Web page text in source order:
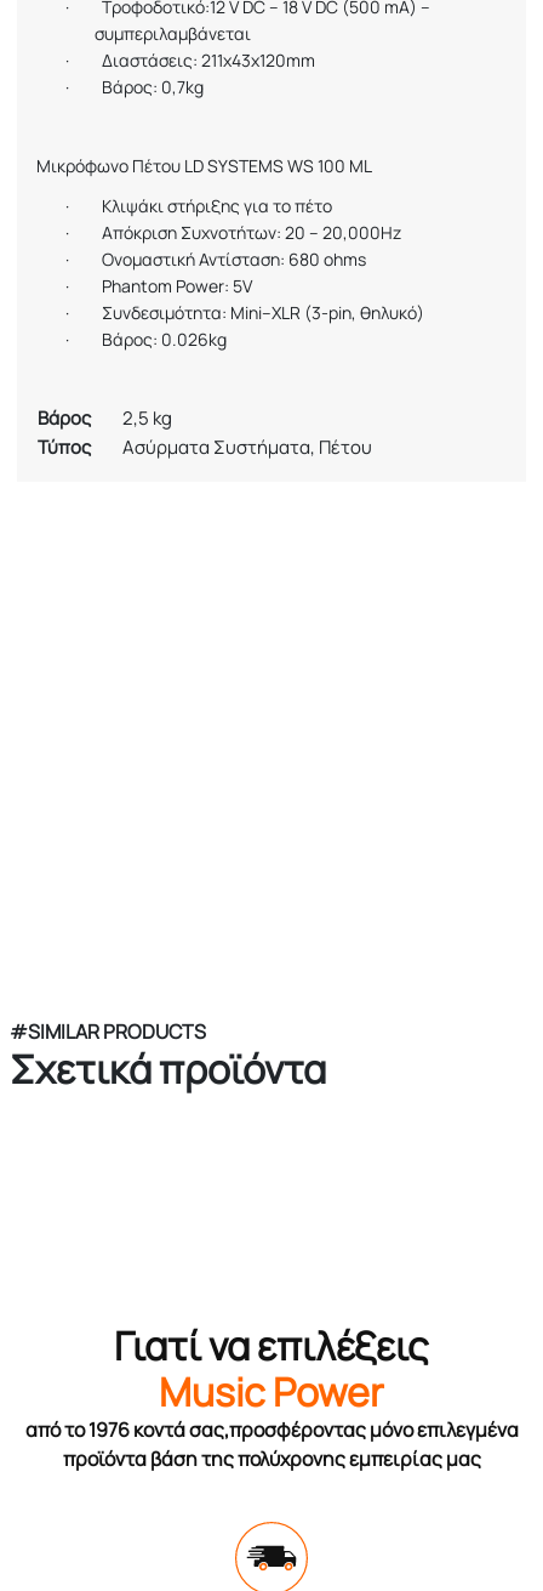
· Τροφοδοτικό:12V DC– 18V DC (500 mA) –
συμπεριλαμβάνεται
·
Διαστάσεις: 211x43x120mm
·
Βάρος: 0,7kg
Μικρόφωνο Πέτου LD SYSTEMS WS 100 ML
·
Κλιψάκι στήριξης για το πέτο
·
Απόκριση Συχνοτήτων: 20 – 20,000Hz
·
Ονομαστική Αντίσταση: 680 ohms
·
Phantom Power: 5V
·
Συνδεσιμότητα: Mini–XLR (3-pin, θηλυκό)
·
Βάρος: 0.026kg
Βάρος
2,5 kg
Τύπος
Ασύρματα Συστήματα, Πέτου
#SIMILAR PRODUCTS
Σχετικά προϊόντα
Γιατί να επιλέξεις
Music Power
από το 1976 κοντά σας,προσφέροντας μόνο επιλεγμένα
προϊόντα βάση της πολύχρονης εμπειρίας μας